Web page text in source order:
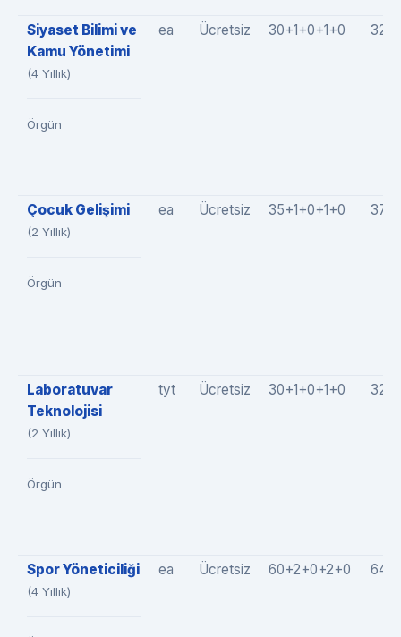
Siyaset Bilimi ve
Kamu Yönetimi
(4 Yıllık)
Örgün
ea Ücretsiz 30+1+0+1+0
Çocuk Gelişimi
(2 Yıllık)
Örgün
ea Ücretsiz 35+1+0+1+0
Laboratuvar
Teknolojisi
(2 Yıllık)
Örgün
tyt Ücretsiz 30+1+0+1+0
Spor Yöneticiliği
(4 Yıllık)
ea Ücretsiz 60+2+0+2+0